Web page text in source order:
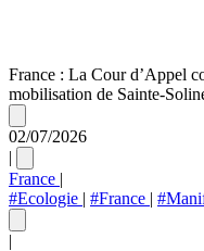
France : La Cour d’Appel
mobilisation de Sainte-
02/07/2026
|
France |
#Ecologie | #France |
|